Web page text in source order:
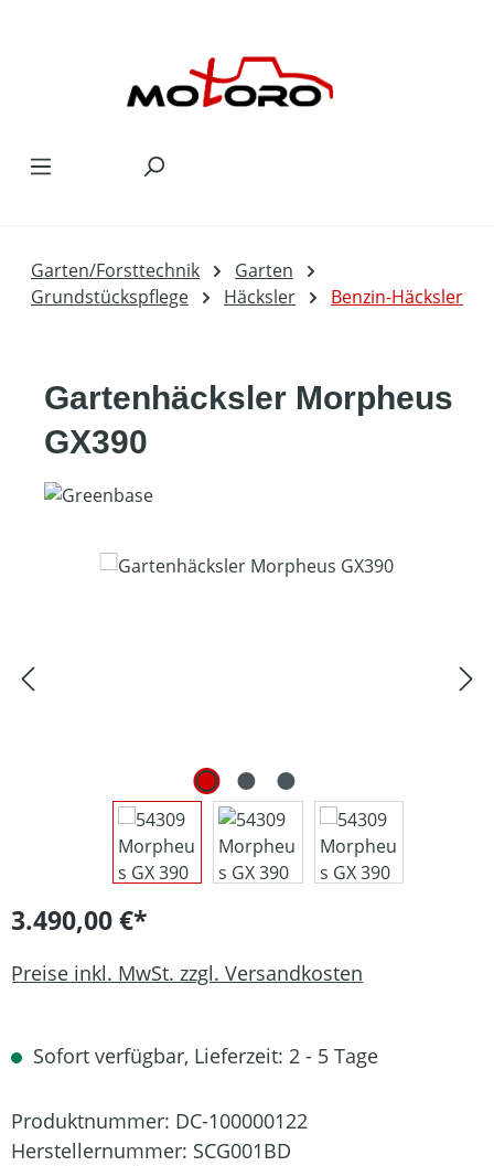
Garten/Forsttechnik
Garten
Grundstückspflege
Häcksler Benzin-Häcksler
Gartenhäcksler Morpheus
GX390
Bildergalerie überspringen
3.490,00 €*
Preise inkl. MwSt. zzgl. Versandkosten
Sofort verfügbar, Lieferzeit: 2 - 5 Tage
Produktnummer: DC-100000122
Herstellernummer: SCG001BD